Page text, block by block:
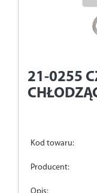
21-0255
Kod towaru:
Producent: